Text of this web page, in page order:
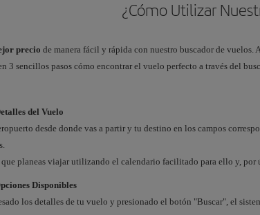
¿Cómo Utilizar
precio de manera fácil y rápida con nuestro buscador de vuelos.
3 sencillos pasos cómo encontrar el vuelo perfecto a través del
del Vuelo
desde donde vas a partir y tu destino en los campos
que planeas viajar utilizando el calendario facilitado para ello y,
Disponibles
los detalles de tu vuelo y presionado el botón "Buscar", el